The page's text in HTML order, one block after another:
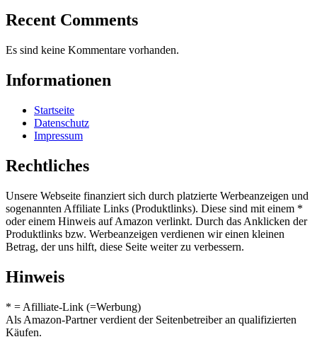
Recent Comments
Es sind keine Kommentare vorhanden.
Informationen
Startseite
Datenschutz
Impressum
Rechtliches
Unsere Webseite finanziert sich durch platzierte Werbeanzeigen und
sogenannten Affiliate Links (Produktlinks). Diese sind mit einem *
oder einem Hinweis auf Amazon verlinkt. Durch das Anklicken der
Produktlinks bzw. Werbeanzeigen verdienen wir einen kleinen
Betrag, der uns hilft, diese Seite weiter zu verbessern.
Hinweis
* = Afilliate-Link (=Werbung)
Als Amazon-Partner verdient der Seitenbetreiber an qualifizierten
Käufen.